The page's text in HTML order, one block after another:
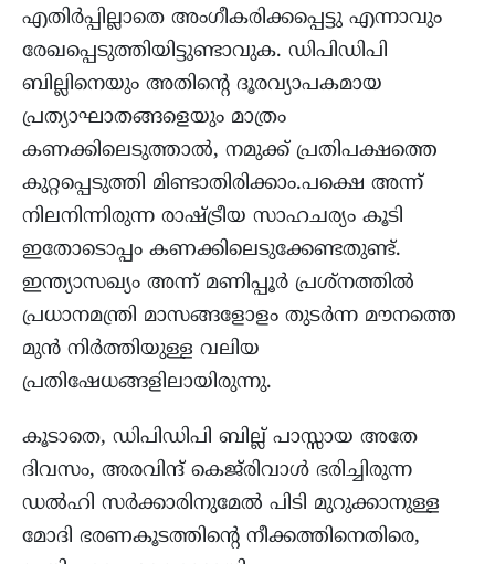
എതിർപ്പില്ലാതെ അംഗീകരിക്കപ്പെട്ടു എന്നാവും
രേഖപ്പെടുത്തിയിട്ടുണ്ടാവുക. ഡിപിഡിപി
ബില്ലിനെയും അതിന്‍റെ ദൂരവ്യാപകമായ
പ്രത്യാഘാതങ്ങളെയും മാത്രം
കണക്കിലെടുത്താല്‍, നമുക്ക് പ്രതിപക്ഷത്തെ
കുറ്റപ്പെടുത്തി മിണ്ടാതിരിക്കാം.പക്ഷെ അന്ന്
നിലനിന്നിരുന്ന രാഷ്ട്രീയ സാഹചര്യം കൂടി
ഇതോടൊപ്പം കണക്കിലെടുക്കേണ്ടതുണ്ട്.
ഇന്ത്യാസഖ്യം അന്ന് മണിപ്പൂർ പ്രശ്നത്തില്‍
പ്രധാനമന്ത്രി മാസങ്ങളോളം തുടര്‍ന്ന മൗനത്തെ
മുൻ നിർത്തിയുള്ള വലിയ
പ്രതിഷേധങ്ങളിലായിരുന്നു.
കൂടാതെ, ഡിപിഡിപി ബില്ല് പാസ്സായ അതേ
ദിവസം, അരവിന്ദ് കെജ്‌രിവാൾ ഭരിച്ചിരുന്ന
ഡൽഹി സർക്കാരിനുമേല്‍ പിടി മുറുക്കാനുള്ള
മോദി ഭരണകൂടത്തിന്‍റെ നീക്കത്തിനെതിരെ,